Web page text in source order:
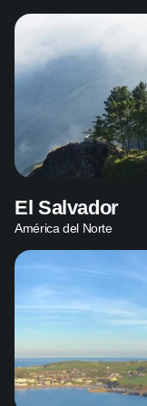
El Salvador
América del Norte